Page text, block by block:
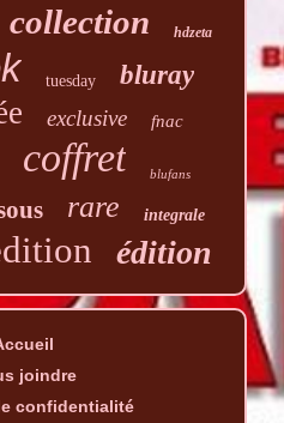
collection hdzeta
tuesday bluray
exclusive fnac
coffret blufans
rare integrale
édition
joindre
confidentialité